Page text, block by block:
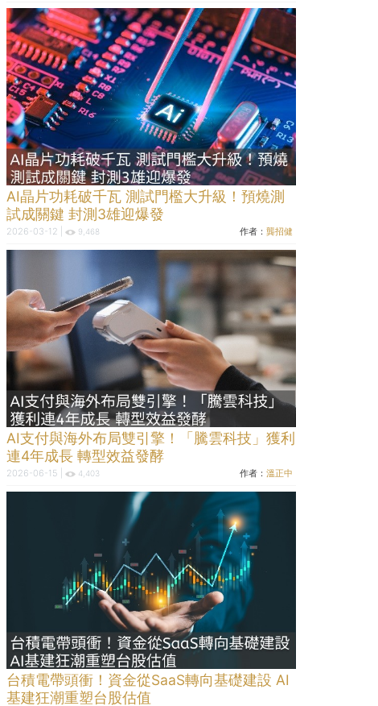
AI晶片功耗破千瓦 測試門檻大升級！預燒測
試成關鍵 封測3雄迎爆發
2026-03-12 | 9,468 作者：龔招健
AI支付與海外布局雙引擎！「騰雲科技」獲利
連4年成長 轉型效益發酵
2026-06-15 | 4,403 作者：溫正中
台積電帶頭衝！資金從SaaS轉向基礎建設 AI
基建狂潮重塑台股估值